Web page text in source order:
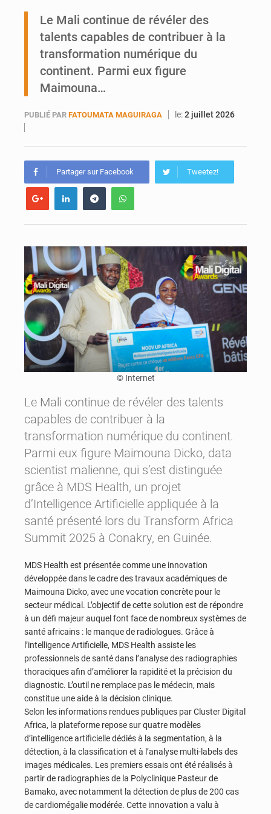
Le Mali continue de révéler des
talents capables de contribuer à la
transformation numérique du
continent. Parmi eux figure
Maimouna…
PUBLIÉ PAR FATOUMATA MAGUIRAGA le:2 juillet 2026
Partager sur Facebook Tweetez!
© Internet
Le Mali continue de révéler des talents
capables de contribuer à la
transformation numérique du continent.
Parmi eux figure Maimouna Dicko, data
scientist malienne, qui s’est distinguée
grâce à MDS Health, un projet
d’Intelligence Artificielle appliquée à la
santé présenté lors du Transform Africa
Summit 2025 à Conakry, en Guinée.
MDS Health est présentée comme une innovation
développée dans le cadre des travaux académiques de
Maimouna Dicko, avec une vocation concrète pour le
secteur médical. L’objectif de cette solution est de répondre
à un défi majeur auquel font face de nombreux systèmes de
santé africains : le manque de radiologues. Grâce à
l’intelligence Artificielle, MDS Health assiste les
professionnels de santé dans l’analyse des radiographies
thoraciques afin d’améliorer la rapidité et la précision du
diagnostic. L’outil ne remplace pas le médecin, mais
constitue une aide à la décision clinique.
Selon les informations rendues publiques par Cluster Digital
Africa, la plateforme repose sur quatre modèles
d’intelligence artificielle dédiés à la segmentation, à la
détection, à la classification et à l’analyse multi-labels des
images médicales. Les premiers essais ont été réalisés à
partir de radiographies de la Polyclinique Pasteur de
Bamako, avec notamment la détection de plus de 200 cas
de cardiomégalie modérée. Cette innovation a valu à